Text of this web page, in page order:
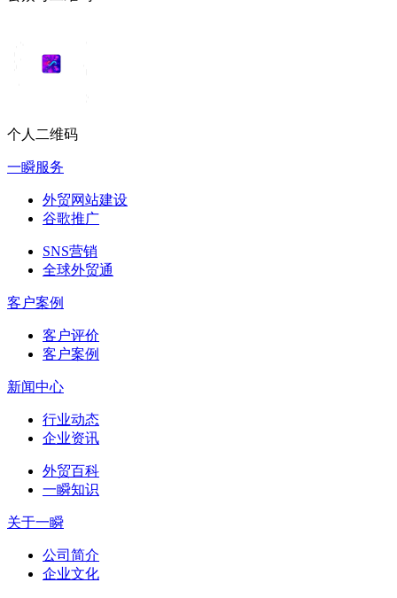
个人二维码
一瞬服务
外贸网站建设
谷歌推广
SNS营销
全球外贸通
客户案例
客户评价
客户案例
新闻中心
行业动态
企业资讯
外贸百科
一瞬知识
关于一瞬
公司简介
企业文化